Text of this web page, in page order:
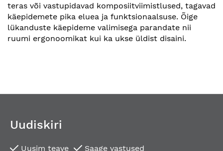
teras või vastupidavad komposiitviimistlused, tagavad
käepidemete pika eluea ja funktsionaalsuse. Õige
lükanduste käepideme valimisega parandate nii
ruumi ergonoomikat kui ka ukse üldist disaini.
Uudiskiri
Uusim teave Saage vastused